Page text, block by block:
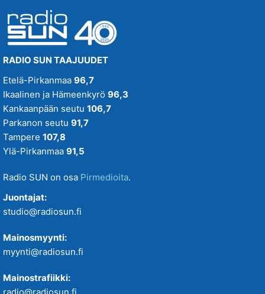
RADIO SUN TAAJUUDET
Etelä-Pirkanmaa 96,7
Ikaalinen ja Hämeenkyrö 96,3
Kankaanpään seutu 106,7
Parkanon seutu 91,7
Tampere 107,8
Ylä-Pirkanmaa 91,5
Radio SUN on osa Pirmedioita.
Juontajat:
studio@radiosun.fi
Mainosmyynti:
myynti@radiosun.fi
Mainostrafiikki: